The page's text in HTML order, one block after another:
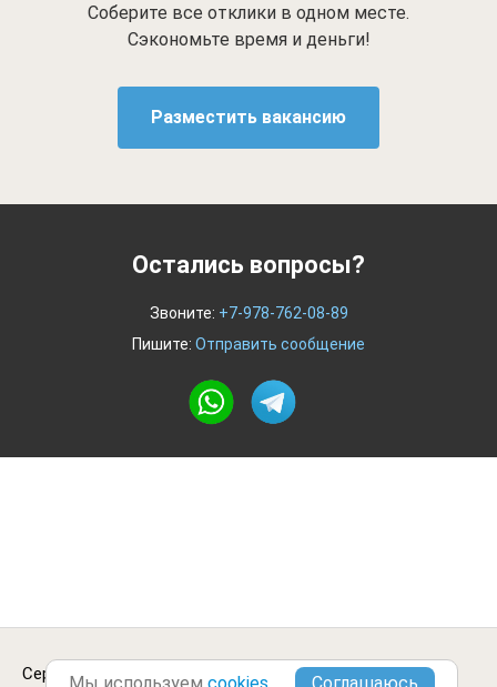
Соберите все отклики в одном месте.
Сэкономьте время и деньги!
Остались вопросы?
Звоните: +7-978-762-08-89
Пишите: Отправить сообщение
Сервис по поиску работы. Городские Вакансии